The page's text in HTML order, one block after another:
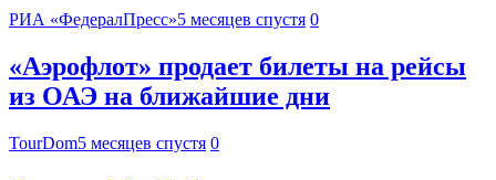
РИА «ФедералПресс»5 месяцев спустя 0
«Аэрофлот» продает билеты на рейсы
из ОАЭ на ближайшие дни
TourDom5 месяцев спустя 0